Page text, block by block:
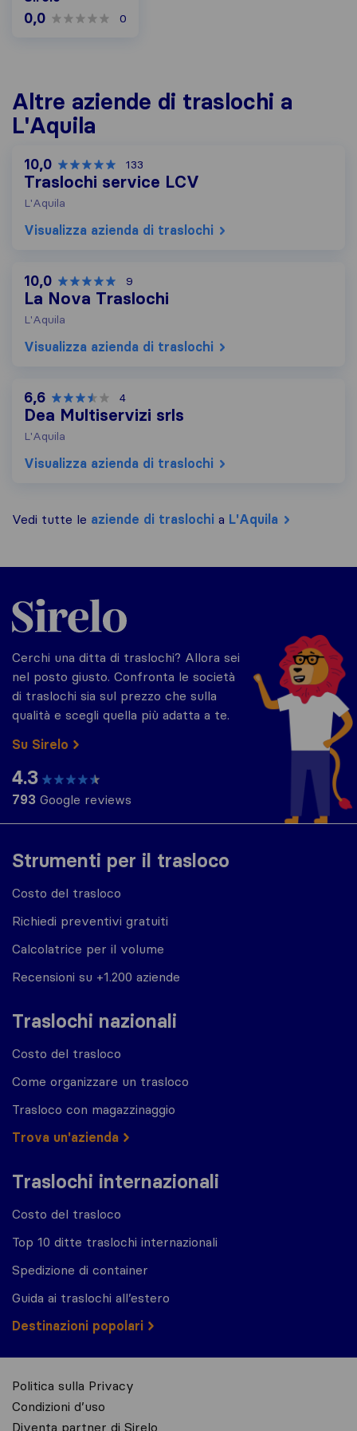
0,0 0
Altre aziende di traslochi a
L'Aquila
10,0 133
Traslochi service LCV
L'Aquila
Visualizza azienda di traslochi
10,0 9
La Nova Traslochi
L'Aquila
Visualizza azienda di traslochi
6,6 4
Dea Multiservizi srls
L'Aquila
Visualizza azienda di traslochi
Vedi tutte le aziende di traslochi a L'Aquila
Strumenti per il trasloco
Costo del trasloco
Richiedi preventivi gratuiti
Calcolatrice per il volume
Recensioni su +1.200 aziende
Traslochi nazionali
Costo del trasloco
Come organizzare un trasloco
Trasloco con magazzinaggio
Trova un'azienda
Traslochi internazionali
Costo del trasloco
Top 10 ditte traslochi internazionali
Spedizione di container
Guida ai traslochi all’estero
Destinazioni popolari
Sirelo.it
Cerchi una ditta di traslochi? Allora sei
nel posto giusto. Confronta le società
di traslochi sia sul prezzo che sulla
qualità e scegli quella più adatta a te.
Su Sirelo
4.3
793 Google reviews
Politica sulla Privacy
Condizioni d’uso
Diventa partner di Sirelo